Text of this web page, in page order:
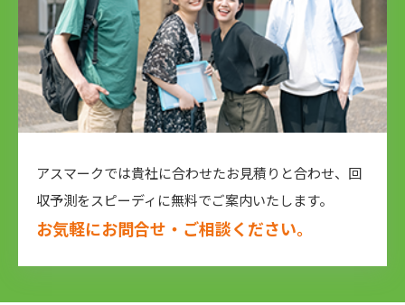
アスマークでは貴社に合わせたお⾒積りと合わせ、 回
収予測をスピーディに無料でご案内いたします。
お気軽にお問合せ・ご相談ください。